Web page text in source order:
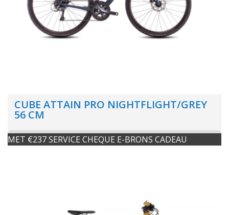
CUBE ATTAIN PRO NIGHTFLIGHT/GREY
56 CM
MET €237 SERVICE CHEQUE E-BRONS CADEAU